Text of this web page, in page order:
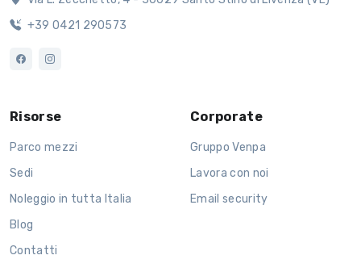
+39 0421 290573
Risorse
Parco mezzi
Sedi
Noleggio in tutta Italia
Blog
Contatti
Corporate
Gruppo Venpa
Lavora con noi
Email security